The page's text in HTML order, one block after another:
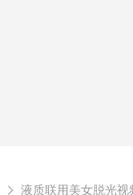
液质联用美女脱光视